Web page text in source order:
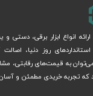
اینترنتی "ابزار3" با ارائه انواع ابزار
روز دنیا،
برجسته "ابزار 3" می‌توان به
تجربه خریدی مطمئن و آسان